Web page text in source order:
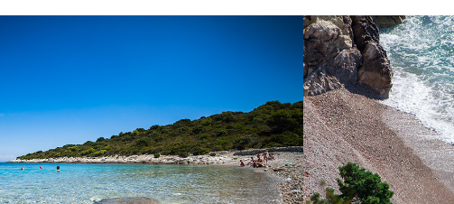
schnellen Taxi-Boot. Am Strand gibt es ein
Restaurant. Es ist ein beliebtes Ziel für
Touristen. Die berühmte Grüne Höhle befindet
sich in der Nähe der Insel.
DER
Der „Pizdica“
Strände in der Bucht
für einen
Kindern an den
reich an natürlichen
zum Strand dauert